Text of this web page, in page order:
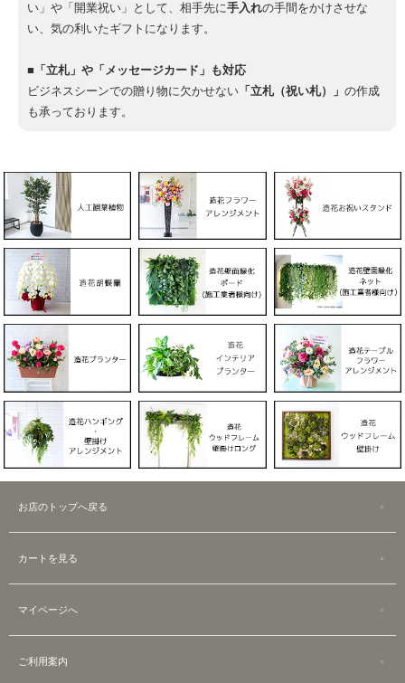
い」や「開業祝い」として、相手先に手入れの手間をかけさせな
い、気の利いたギフトになります。
■「立札」や「メッセージカード」も対応
ビジネスシーンでの贈り物に欠かせない 「立札（祝い札）」 の作成
も承っております。
お店のトップへ戻る
カートを見る
マイページへ
ご利用案内